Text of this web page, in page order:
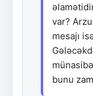
var? Arzu
mesajı
bunu